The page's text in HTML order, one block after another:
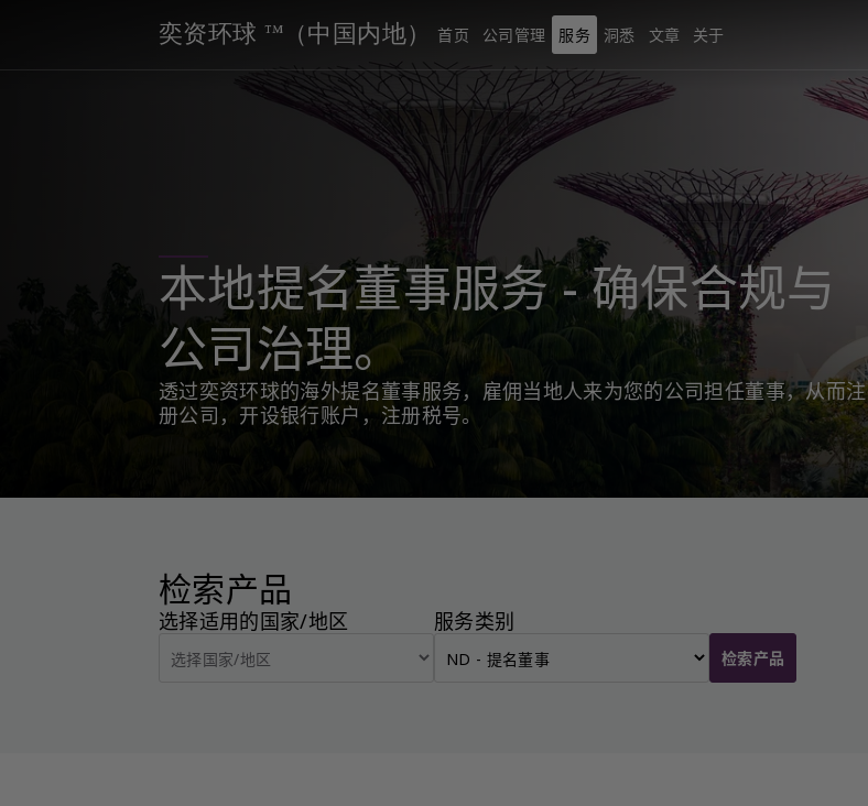
奕资环球 ™（中国内地） 首页 公司管理 服务 洞悉 文章 关于
本地提名董事服务 - 确保合规与
公司治理。
透过奕资环球的海外提名董事服务，雇佣当地人来为您的公司担任董事，从而注
册公司，开设银行账户，注册税号。
检索产品
选择适用的国家/地区 服务类别
检索产品